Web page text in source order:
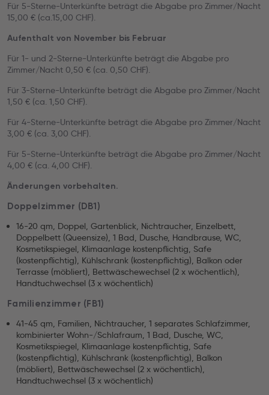
Für 5-Sterne-Unterkünfte beträgt die Abgabe pro Zimmer/Nacht
15,00 € (ca.15,00 CHF).
Aufenthalt von November bis Februar
Für 1- und 2-Sterne-Unterkünfte beträgt die Abgabe pro
Zimmer/Nacht 0,50 € (ca. 0,50 CHF).
Für 3-Sterne-Unterkünfte beträgt die Abgabe pro Zimmer/Nacht
1,50 € (ca. 1,50 CHF).
Für 4-Sterne-Unterkünfte beträgt die Abgabe pro Zimmer/Nacht
3,00 € (ca. 3,00 CHF).
Für 5-Sterne-Unterkünfte beträgt die Abgabe pro Zimmer/Nacht
4,00 € (ca. 4,00 CHF).
Änderungen vorbehalten.
Doppelzimmer (DB1)
16-20 qm, Doppel, Gartenblick, Nichtraucher, Einzelbett,
Doppelbett (Queensize), 1 Bad, Dusche, Handbrause, WC,
Kosmetikspiegel, Klimaanlage kostenpflichtig, Safe
(kostenpflichtig), Kühlschrank (kostenpflichtig), Balkon oder
Terrasse (möbliert), Bettwäschewechsel (2 x wöchentlich),
Handtuchwechsel (3 x wöchentlich)
Familienzimmer (FB1)
41-45 qm, Familien, Nichtraucher, 1 separates Schlafzimmer,
kombinierter Wohn-/Schlafraum, 1 Bad, Dusche, WC,
Kosmetikspiegel, Klimaanlage kostenpflichtig, Safe
(kostenpflichtig), Kühlschrank (kostenpflichtig), Balkon
(möbliert), Bettwäschewechsel (2 x wöchentlich),
Handtuchwechsel (3 x wöchentlich)